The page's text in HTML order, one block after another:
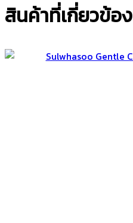
สินค้าที่เกี่ยวข้อง